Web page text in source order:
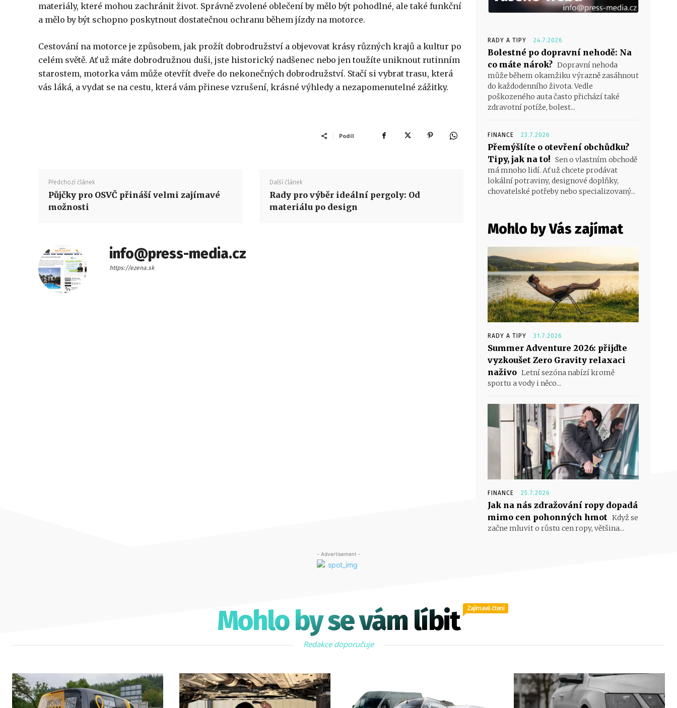
materiály, které mohou zachránit život. Správně zvolené oblečení by mělo být pohodlné, ale také funkční
a mělo by být schopno poskytnout dostatečnou ochranu během jízdy na motorce.
Cestování na motorce je způsobem, jak prožít dobrodružství a objevovat krásy různých krajů a kultur po
celém světě. Ať už máte dobrodružnou duši, jste historický nadšenec nebo jen toužíte uniknout rutinním
starostem, motorka vám může otevřít dveře do nekonečných dobrodružství. Stačí si vybrat trasu, která
vás láká, a vydat se na cestu, která vám přinese vzrušení, krásné výhledy a nezapomenutelné zážitky.
Podíl
Předchozí článek
Půjčky pro OSVČ přináší velmi zajímavé
možnosti
Další článek
Rady pro výběr ideální pergoly: Od
materiálu po design
info@press-media.cz
https://ezena.sk
RADY A TIPY 24.7.2026
Bolestné po dopravní nehodě: Na
co máte nárok? Dopravní nehoda
může během okamžiku výrazně zasáhnout
do každodenního života. Vedle
poškozeného auta často přichází také
zdravotní potíže, bolest...
FINANCE 23.7.2026
Přemýšlíte o otevření obchůdku?
Tipy, jak na to! Sen o vlastním obchodě
má mnoho lidí. Ať už chcete prodávat
lokální potraviny, designové doplňky,
chovatelské potřeby nebo specializovaný...
Mohlo by Vás zajímat
RADY A TIPY 31.7.2026
Summer Adventure 2026: přijďte
vyzkoušet Zero Gravity relaxaci
naživo Letní sezóna nabízí kromě
sportu a vody i něco...
FINANCE 25.7.2026
Jak na nás zdražování ropy dopadá
mimo cen pohonných hmot Když se
začne mluvit o růstu cen ropy, většina...
- Advertisement -
Mohlo by se vám líbit Zajímavé čtení
Redakce doporučuje